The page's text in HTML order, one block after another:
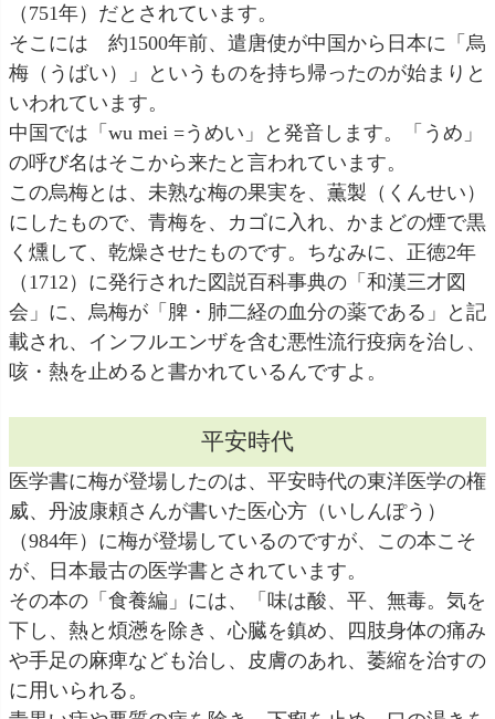
（751年）だとされています。
そこには 約1500年前、遣唐使が中国から日本に「烏
梅（うばい）」というものを持ち帰ったのが始まりと
いわれています。
中国では「wu mei =うめい」と発音します。「うめ」
の呼び名はそこから来たと言われています。
この烏梅とは、未熟な梅の果実を、薫製（くんせい）
にしたもので、青梅を、カゴに入れ、かまどの煙で黒
く燻して、乾燥させたものです。ちなみに、正徳2年
（1712）に発行された図説百科事典の「和漢三才図
会」に、烏梅が「脾・肺二経の血分の薬である」と記
載され、インフルエンザを含む悪性流行疫病を治し、
咳・熱を止めると書かれているんですよ。
平安時代
医学書に梅が登場したのは、平安時代の東洋医学の権
威、丹波康頼さんが書いた医心方（いしんぽう）
（984年）に梅が登場しているのですが、この本こそ
が、日本最古の医学書とされています。
その本の「食養編」には、「味は酸、平、無毒。気を
下し、熱と煩懣を除き、心臓を鎮め、四肢身体の痛み
や手足の麻痺なども治し、皮膚のあれ、萎縮を治すの
に用いられる。